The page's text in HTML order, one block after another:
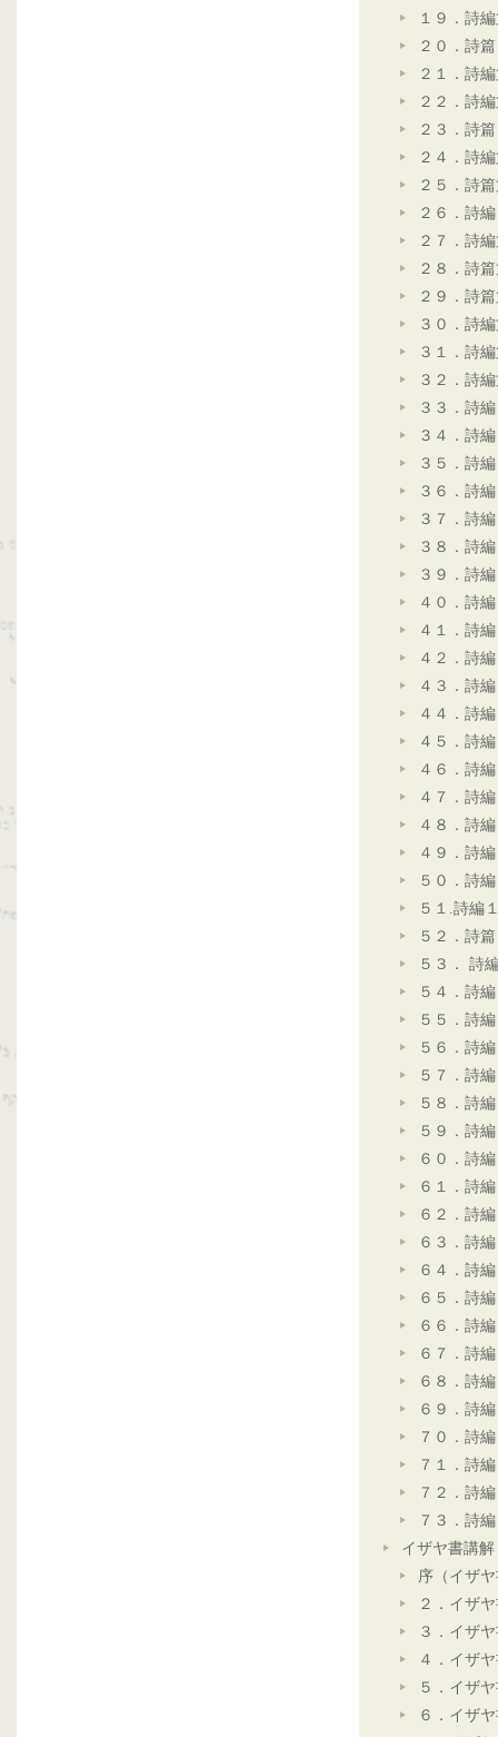
１９．詩
２０．詩
２１．詩
２２．詩
２３．詩
２４．詩
２５．詩
２６．詩
２７．詩
２８．詩
２９．詩
３０．詩
３１．詩
３２．詩
３３．詩
３４．詩
３５．詩
３６．詩
３７．詩
３８．詩
３９．詩
４０．詩
４１．詩
４２．詩
４３．詩
４４．詩
４５．詩
４６．詩
４７．詩
４８．詩
４９．詩
５０．詩
５１.詩編
５２．詩
５３． 詩
５４．詩
５５．詩
５６．詩
５７．詩
５８．詩
５９．詩
６０．詩
６１．詩
６２．詩
６３．詩
６４．詩
６５．詩
６６．詩
６７．詩
６８．詩
６９．詩
７０．詩
７１．詩
７２．詩
７３．詩
イザヤ書講解
序（イザ
２．イザ
３．イザ
４．イザ
５．イザ
６．イザ